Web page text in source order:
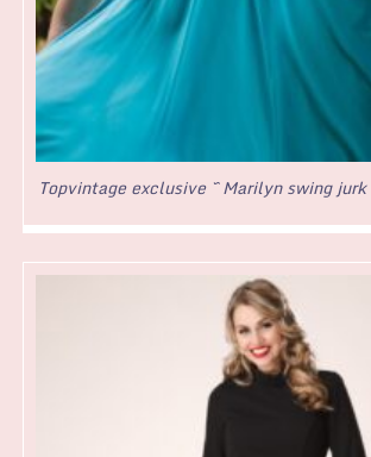
Topvintage exclusive ~ Marilyn swing